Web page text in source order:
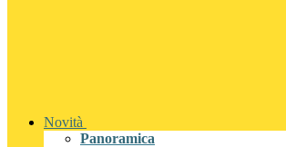
Novità
Panoramica